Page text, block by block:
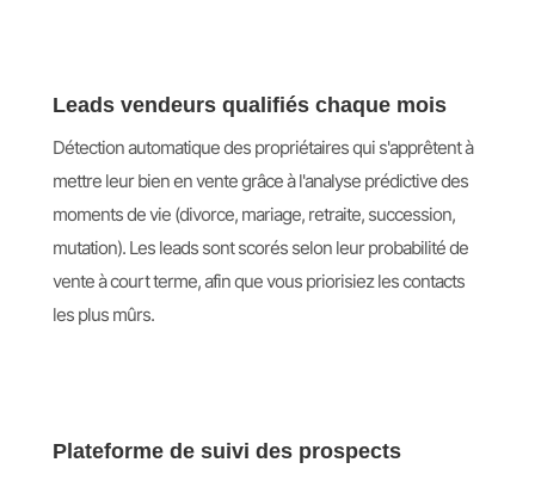
Leads vendeurs qualifiés chaque mois
Détection automatique des propriétaires qui s'apprêtent à
mettre leur bien en vente grâce à l'analyse prédictive des
moments de vie (divorce, mariage, retraite, succession,
mutation). Les leads sont scorés selon leur probabilité de
vente à court terme, afin que vous priorisiez les contacts
les plus mûrs.
Plateforme de suivi des prospects